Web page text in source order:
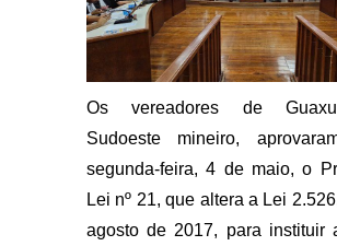
Os vereadores de
Sudoeste mineiro,
segunda-feira, 4 de maio, o
Lei nº 21, que altera a Lei
agosto de 2017, para instituir